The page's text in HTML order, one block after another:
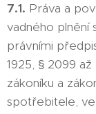
7.1. Práva a
vadného plnění
právními
1925, § 2099 až
zákoníku a
spotřebitele, ve